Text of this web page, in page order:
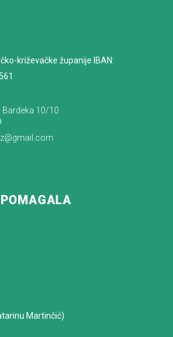
križevačke županije IBAN:
Bardeka 10/10
Martinčić)